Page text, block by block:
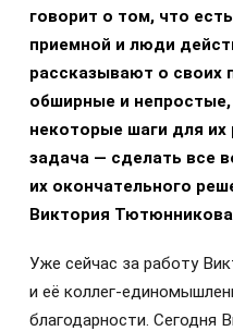
говорит о том, что
приемной и люди
рассказывают о своих
обширные и
некоторые шаги для
задача — сделать все
их окончательного
Виктория
Уже сейчас за работу
и её коллег-
благодарности. Сегодня